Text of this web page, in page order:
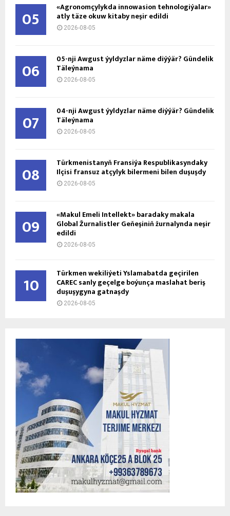
05 «Agronomçylykda innowasion tehnologiýalar»
atly täze okuw kitaby neşir edildi
2026-08-05
06 05-nji Awgust ýyldyzlar näme diýýär? Gündelik
Täleýnama
2026-08-05
07 04-nji Awgust ýyldyzlar näme diýýär? Gündelik
Täleýnama
2026-08-05
08 Türkmenistanyň Fransiýa Respublikasyndaky
Ilçisi fransuz atçylyk bilermeni bilen duşuşdy
2026-08-05
09 «Makul Emeli Intellekt» baradaky makala
Global Žurnalistler Geňeşiniň žurnalynda neşir
edildi
2026-08-05
10 Türkmen wekiliýeti Yslamabatda geçirilen
CAREC sanly geçelge boýunça maslahat beriş
duşuşygyna gatnaşdy
2026-08-05